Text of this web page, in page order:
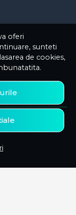
oferi
sunteti
de cookies,